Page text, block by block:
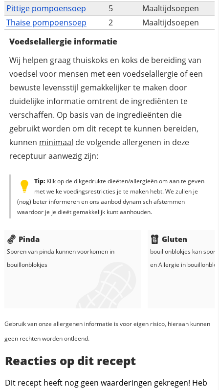
Pittige pompoensoep
5
Maaltijdsoepen
Thaise pompoensoep
2
Maaltijdsoepen
Voedselallergie informatie
Wij helpen graag thuiskoks en koks de bereiding van
voedsel voor mensen met een voedselallergie of een
bewuste levensstijl gemakkelijker te maken door
duidelijke informatie omtrent de ingrediënten te
verschaffen. Op basis van de ingredieënten die
gebruikt worden om dit recept te kunnen bereiden,
kunnen minimaal de volgende allergenen in deze
receptuur aanwezig zijn:
Tip:Klik op de dikgedrukte dieëten/allergieën om aan te geven
met welke voedingsrestricties je te maken hebt. We zullen je
(nog) beter informeren en ons aanbod dynamisch afstemmen
waardoor je je dieët gemakkelijk kunt aanhouden.
Pinda
Sporen van pinda kunnen voorkomen in
bouillonblokjes
Gluten
bouillonblokjes kan
enAllergie in
Gebruik van onze allergenen informatie is voor eigen risico, hieraan kunnen
geen rechten worden ontleend.
Reacties op dit recept
Dit recept heeft nog geen waarderingen gekregen! Heb